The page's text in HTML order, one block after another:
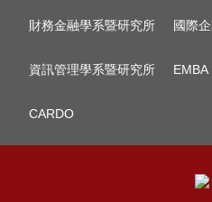
財務金融學系暨研究所 國際
資訊管理學系暨研究所 EMBA
CARDO